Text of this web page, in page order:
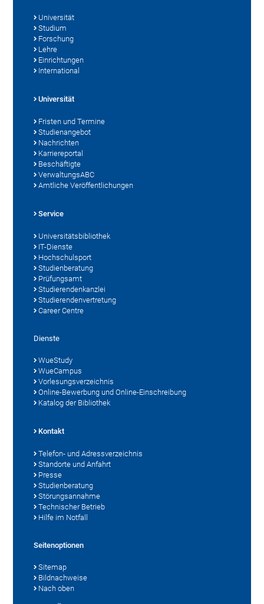
Universität
Studium
Forschung
Lehre
Einrichtungen
International
Universität
Fristen und Termine
Studienangebot
Nachrichten
Karriereportal
Beschäftigte
VerwaltungsABC
Amtliche Veröffentlichungen
Service
Universitätsbibliothek
IT-Dienste
Hochschulsport
Studienberatung
Prüfungsamt
Studierendenkanzlei
Studierendenvertretung
Career Centre
Dienste
WueStudy
WueCampus
Vorlesungsverzeichnis
Online-Bewerbung und Online-Einschreibung
Katalog der Bibliothek
Kontakt
Telefon- und Adressverzeichnis
Standorte und Anfahrt
Presse
Studienberatung
Störungsannahme
Technischer Betrieb
Hilfe im Notfall
Seitenoptionen
Sitemap
Bildnachweise
Nach oben